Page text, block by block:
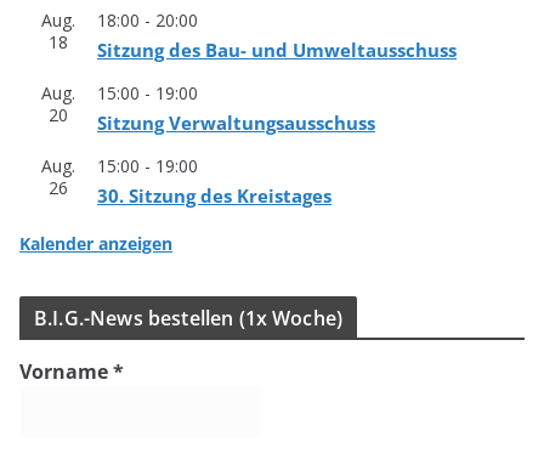
Aug.
18
18:00 - 20:00
Sit­zung des Bau- und Umweltausschuss
Aug.
20
15:00 - 19:00
Sit­zung Verwaltungsausschuss
Aug.
26
15:00 - 19:00
30. Sit­zung des Kreistages
Kalender anzeigen
B.I.G.-News bestel­len (1x Woche)
Vorname*